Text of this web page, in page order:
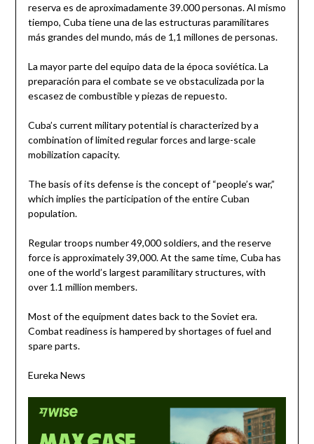
reserva es de aproximadamente 39.000 personas. Al mismo
tiempo, Cuba tiene una de las estructuras paramilitares
más grandes del mundo, más de 1,1 millones de personas.
La mayor parte del equipo data de la época soviética. La
preparación para el combate se ve obstaculizada por la
escasez de combustible y piezas de repuesto.
Cuba’s current military potential is characterized by a
combination of limited regular forces and large-scale
mobilization capacity.
The basis of its defense is the concept of “people’s war,”
which implies the participation of the entire Cuban
population.
Regular troops number 49,000 soldiers, and the reserve
force is approximately 39,000. At the same time, Cuba has
one of the world’s largest paramilitary structures, with
over 1.1 million members.
Most of the equipment dates back to the Soviet era.
Combat readiness is hampered by shortages of fuel and
spare parts.
Eureka News